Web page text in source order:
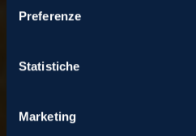
Preferenze
Statistiche
Marketing